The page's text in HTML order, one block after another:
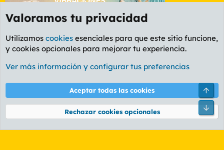
Etiquetas
Cookies
PL OLDSTYLE AMARILLO
Términos y reglas Política de privacidad Ayuda
Community platform by XenForo® © 2010-2026 XenForo Ltd.
Valoramos tu privacidad
Utilizamos cookies esenciales para que este sitio funcione,
y cookies opcionales para mejorar tu experiencia.
Ver más información y configurar tus preferencias
Aceptar todas las cookies
Rechazar cookies opcionales
Pie